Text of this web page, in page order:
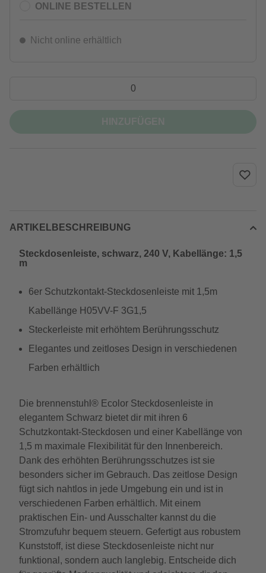
ONLINE BESTELLEN
Nicht online erhältlich
ARTIKELBESCHREIBUNG
Steckdosenleiste, schwarz, 240 V, Kabellänge: 1,5
m
6er Schutzkontakt-Steckdosenleiste mit 1,5m
Kabellänge H05VV-F 3G1,5
Steckerleiste mit erhöhtem Berührungsschutz
Elegantes und zeitloses Design in verschiedenen
Farben erhältlich
Die brennenstuhl® Ecolor Steckdosenleiste in
elegantem Schwarz bietet dir mit ihren 6
Schutzkontakt-Steckdosen und einer Kabellänge von
1,5 m maximale Flexibilität für den Innenbereich.
Dank des erhöhten Berührungsschutzes ist sie
besonders sicher im Gebrauch. Das zeitlose Design
fügt sich nahtlos in jede Umgebung ein und ist in
verschiedenen Farben erhältlich. Mit einem
praktischen Ein- und Ausschalter kannst du die
Stromzufuhr bequem steuern. Gefertigt aus robustem
Kunststoff, ist diese Steckdosenleiste nicht nur
funktional, sondern auch langlebig. Entscheide dich